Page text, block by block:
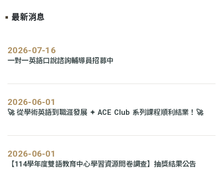
最新消息
2026-07-16
一對一英語口說諮詢輔導員招募中
2026-06-01
🚀 從學術英語到職涯發展 ✦ ACE Club 系列課程順利結業！🚀
2026-06-01
【114學年度雙語教育中心學習資源問卷調查】抽獎結果公告